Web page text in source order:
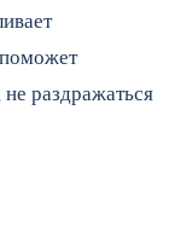
раздражаться